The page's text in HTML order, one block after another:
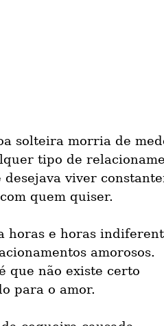
solteira morria de
tipo de
desejava viver
quem quiser.
horas e horas
amorosos.
que não existe certo
para o amor.